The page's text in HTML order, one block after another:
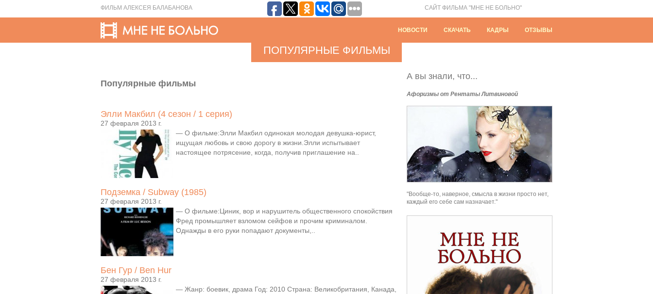
ФИЛЬМ АЛЕКСЕЯ БАЛАБАНОВА САЙТ ФИЛЬМА "МНЕ НЕ БОЛЬНО"
НОВОСТИ СКАЧАТЬ КАДРЫ ОТЗЫВЫ
ПОПУЛЯРНЫЕ ФИЛЬМЫ
Популярные фильмы
Элли Макбил (4 сезон / 1 серия)
27 февраля 2013 г.
— О фильме:Элли Макбил одинокая молодая девушка-юрист,
ищущая любовь и свою дорогу в жизни.Элли испытывает
настоящее потрясение, когда, получив приглашение на..
Подземка / Subway (1985)
27 февраля 2013 г.
— О фильме:Циник, вор и нарушитель общественного спокойствия
Фред промышляет взломом сейфов и прочим криминалом.
Однажды в его руки попадают документы,..
Бен Гур / Ben Hur
27 февраля 2013 г.
— Жанр: боевик, драма Год: 2010 Страна: Великобритания, Канада,
А вы знали, что...
Афоризмы от Рентаты Литвиновой
"Вообще-то, наверное, смысла в жизни просто нет,
каждый его себе сам назначает."